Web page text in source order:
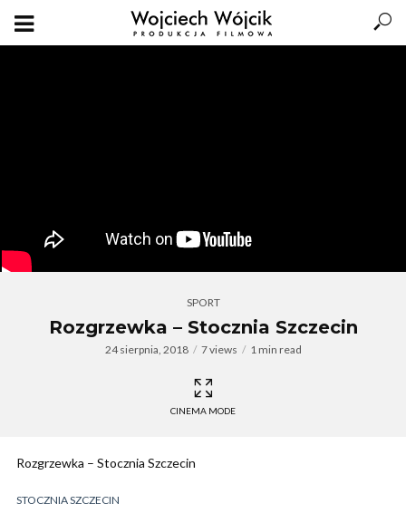
SPORT
Rozgrzewka – Stocznia Szczecin
24 sierpnia, 2018 7 views 1 min read
CINEMA MODE
Rozgrzewka – Stocznia Szczecin
STOCZNIA SZCZECIN